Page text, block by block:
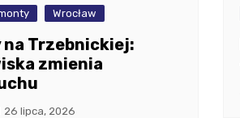
Wrocław
na Trzebnickiej:
zmienia
26 lipca, 2026